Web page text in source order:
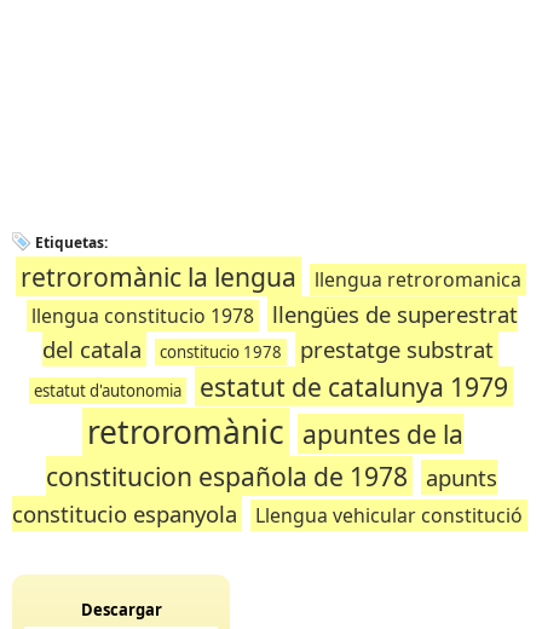
Etiquetas:
retroromànic la lengua
llengua retroromanica
llengua constitucio 1978
llengües de superestrat
del catala
constitucio 1978 prestatge substrat
estatut d'autonomia estatut de catalunya 1979
retroromànic apuntes de la
constitucion española de 1978
apunts
constitucio espanyola
Llengua vehicular constitució
Descargar